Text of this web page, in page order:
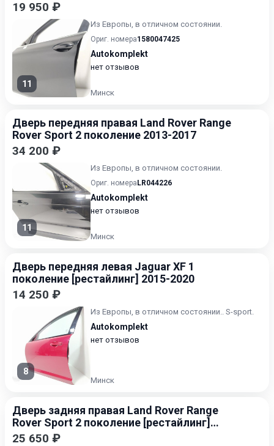
19 950 ₽
11
Из Европы, в отличном состоянии.
Ориг. номера1580047425
Autokomplekt
нет отзывов
Минск
Дверь передняя правая Land Rover Range
Rover Sport 2 поколение 2013-2017
34 200 ₽
11
Из Европы, в отличном состоянии.
Ориг. номера LR044226
Autokomplekt
нет отзывов
Минск
Дверь передняя левая Jaguar XF 1
поколение [рестайлинг] 2015-2020
14 250 ₽
8
Из Европы, в отличном состоянии.. S-sport.
Autokomplekt
нет отзывов
Минск
Дверь задняя правая Land Rover Range
Rover Sport 2 поколение [рестайлинг]
2017-2022
25 650 ₽